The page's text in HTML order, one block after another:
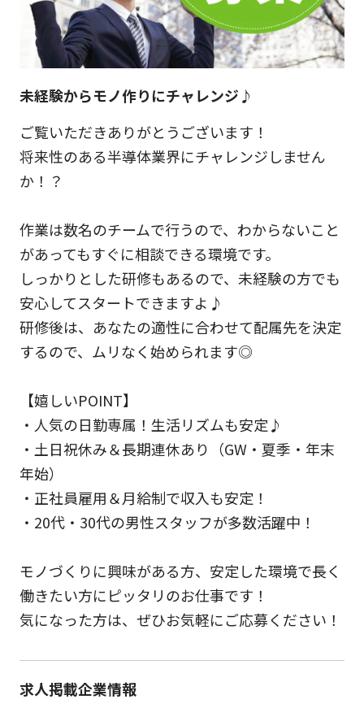
未経験からモノ作りにチャレンジ♪
ご覧いただきありがとうございます！
将来性のある半導体業界にチャレンジしません
か！？
作業は数名のチームで行うので、わからないこと
があってもすぐに相談できる環境です。
しっかりとした研修もあるので、未経験の方でも
安心してスタートできますよ♪
研修後は、あなたの適性に合わせて配属先を決定
するので、ムリなく始められます◎
【嬉しいPOINT】
・人気の日勤専属！生活リズムも安定♪
・土日祝休み＆長期連休あり（GW・夏季・年末
年始）
・正社員雇用＆月給制で収入も安定！
・20代・30代の男性スタッフが多数活躍中！
モノづくりに興味がある方、安定した環境で長く
働きたい方にピッタリのお仕事です！
気になった方は、ぜひお気軽にご応募ください！
求人掲載企業情報